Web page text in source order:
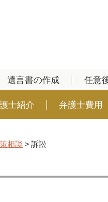
遺言書の作成 任意
士紹介 弁護士費用
相談 > 訴訟